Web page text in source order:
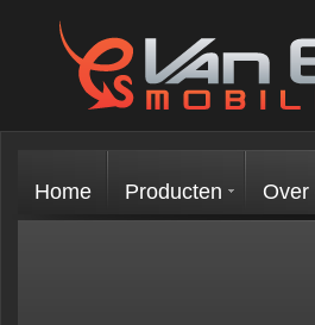
Home Producten Over